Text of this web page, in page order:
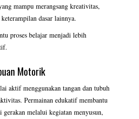
mampu merangsang kreativitas,
dasar lainnya.
proses belajar menjadi lebih
Motorik
aktif menggunakan tangan dan tubuh
Permainan edukatif membantu
melalui kegiatan menyusun,